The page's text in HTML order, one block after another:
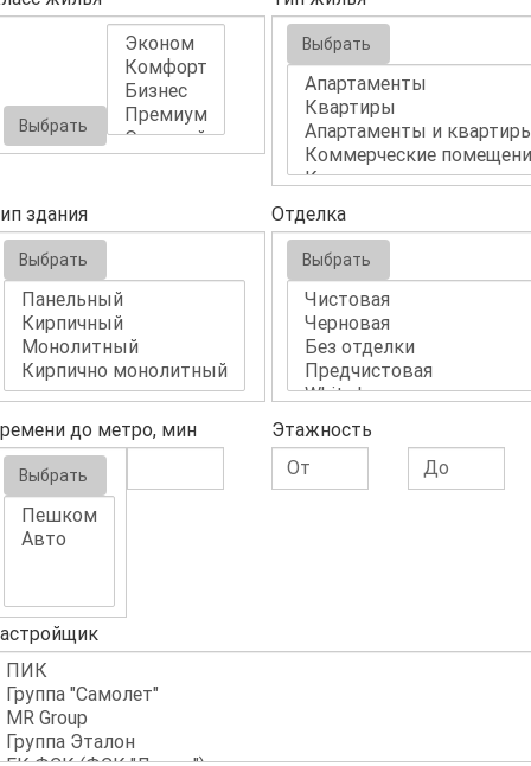
Выбрать
Выбрать
здания
Выбрать
Отделка
Выбрать
до метро, мин
Выбрать
Этажность